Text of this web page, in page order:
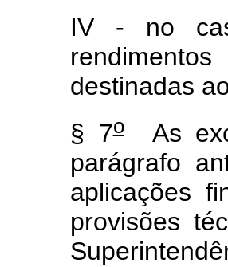
IV - no
destinadas
§ 7oAs
parágrafo
aplicações
provisões